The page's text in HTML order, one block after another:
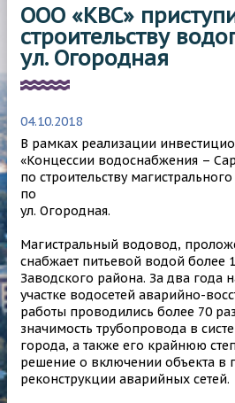
О ВОДОСНАБЖЕНИИ
О ВОДООТВЕДЕНИИ
НОВОСТИ
ОТКЛЮЧЕНИЯ
КОНТАКТЫ
HAWLE
ООО «КВС»
строительству
ул. Огородная
04.10.2018
В рамках реализации
«Концессии водоснабжения –
по строительству
по
ул. Огородная.
Магистральный водовод,
снабжает питьевой водой более
Заводского района. За два года
участке водосетей аварийно-
работы проводились более 70
значимость трубопровода в
города, а также его крайнюю
решение о включении объекта в
реконструкции аварийных сетей.